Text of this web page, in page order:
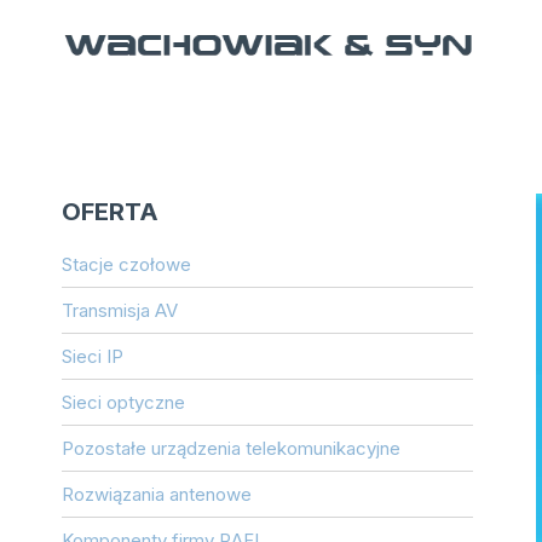
OFERTA
Stacje czołowe
Transmisja AV
Sieci IP
Sieci optyczne
Pozostałe urządzenia telekomunikacyjne
Rozwiązania antenowe